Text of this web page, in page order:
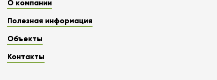
О компании
Полезная информация
Объекты
Контакты